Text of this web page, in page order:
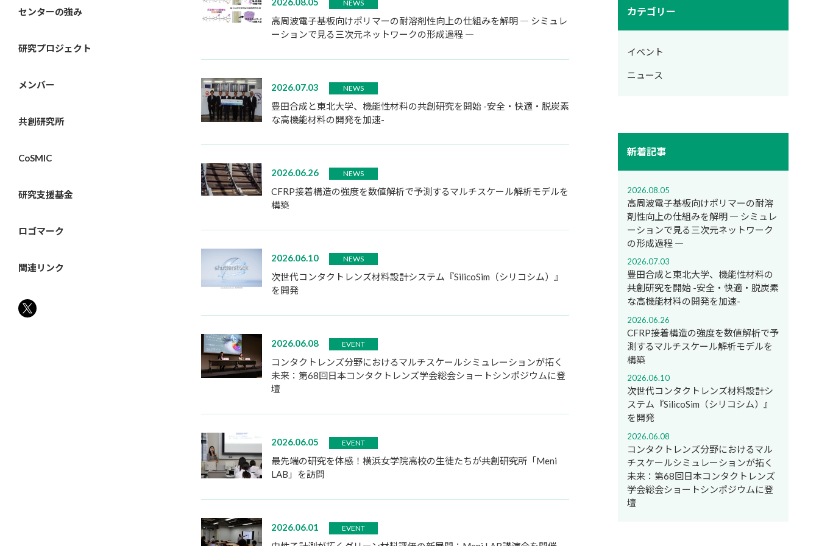
センターの強み
研究プロジェクト
メンバー
共創研究所
CoSMIC
研究支援基金
ロゴマーク
関連リンク
NEWS
高周波電子基板向けポリマーの耐溶剤性向上の仕組みを解明 ― シミュレ
ーションで見る三次元ネットワークの形成過程 ―
2026.07.03 NEWS
豊田合成と東北大学、機能性材料の共創研究を開始 -安全・快適・脱炭素
な高機能材料の開発を加速-
2026.06.26 NEWS
CFRP接着構造の強度を数値解析で予測するマルチスケール解析モデルを
構築
2026.06.10 NEWS
次世代コンタクトレンズ材料設計システム『SilicoSim（シリコシム）』
を開発
2026.06.08 EVENT
コンタクトレンズ分野におけるマルチスケールシミュレーションが拓く
未来：第68回日本コンタクトレンズ学会総会ショートシンポジウムに登
壇
2026.06.05 EVENT
最先端の研究を体感！横浜女学院高校の生徒たちが共創研究所「Meni
LAB」を訪問
2026.06.01 EVENT
カテゴリー
イベント
ニュース
新着記事
2026.08.05
高周波電子基板向けポリマーの耐溶
剤性向上の仕組みを解明 ― シミュレ
ーションで見る三次元ネットワーク
の形成過程 ―
2026.07.03
豊田合成と東北大学、機能性材料の
共創研究を開始 -安全・快適・脱炭素
な高機能材料の開発を加速-
2026.06.26
CFRP接着構造の強度を数値解析で予
測するマルチスケール解析モデルを
構築
2026.06.10
次世代コンタクトレンズ材料設計シ
ステム『SilicoSim（シリコシム）』
を開発
2026.06.08
コンタクトレンズ分野におけるマル
チスケールシミュレーションが拓く
未来：第68回日本コンタクトレンズ
学会総会ショートシンポジウムに登
壇